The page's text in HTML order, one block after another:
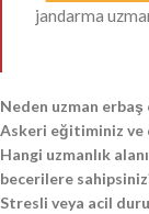
jandarma
Neden uzman
Askeri eğitiminiz ve
Hangi uzmanlık
becerilere
Stresli veya acil